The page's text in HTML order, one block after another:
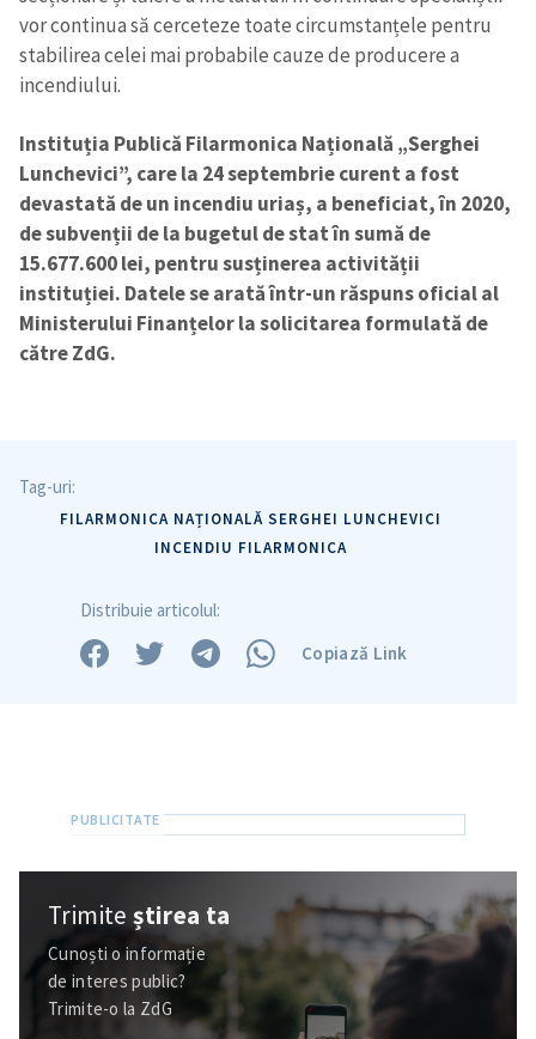
vor continua să cerceteze toate circumstanțele pentru
stabilirea celei mai probabile cauze de producere a
incendiului.
Instituția Publică Filarmonica Națională „Serghei
Lunchevici”, care la 24 septembrie curent a fost
devastată de un incendiu uriaș, a beneficiat, în 2020,
de subvenții de la bugetul de stat în sumă de
15.677.600 lei, pentru susținerea activității
instituției. Datele se arată într-un răspuns oficial al
Ministerului Finanțelor la solicitarea formulată de
către ZdG.
Tag-uri:
FILARMONICA NAȚIONALĂ SERGHEI LUNCHEVICI
INCENDIU FILARMONICA
Distribuie articolul:
Copiază Link
Trimiteștirea ta
Cunoști o informație
de interes public?
Trimite-o la ZdG